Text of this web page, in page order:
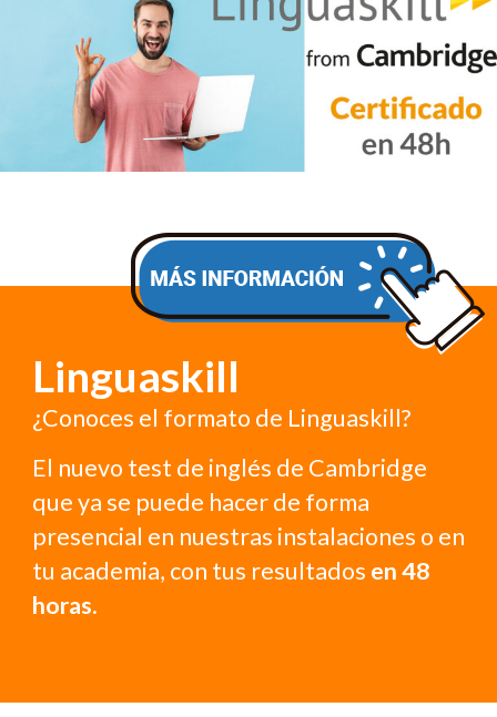
Linguaskill
¿Conoces el formato de Linguaskill?
El nuevo test de inglés de Cambridge
que ya se puede hacer de forma
presencial en nuestras instalaciones o en
tu academia, con tus resultados en 48
horas.